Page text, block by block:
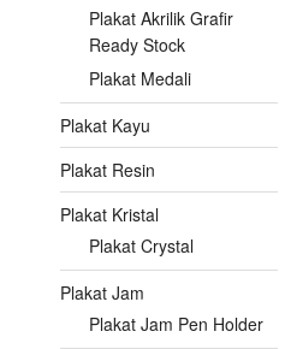
Plakat Akrilik Grafir
Ready Stock
Plakat Medali
Plakat Kayu
Plakat Resin
Plakat Kristal
Plakat Crystal
Plakat Jam
Plakat Jam Pen Holder